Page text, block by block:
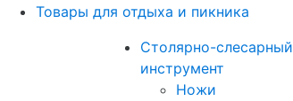
Товары для отдыха и пикника
Столярно-слесарный
инструмент
Ножи